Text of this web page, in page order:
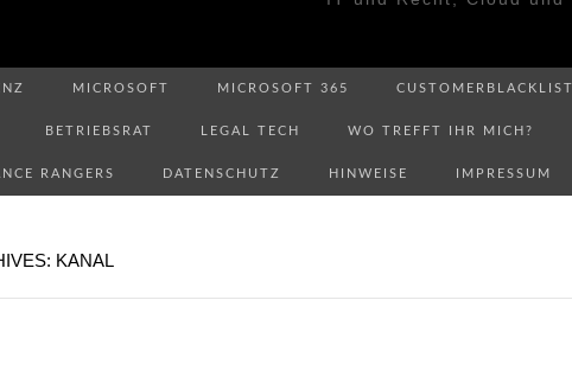
MICROSOFT MICROSOFT 365 CUSTOMERBLACKLIST
BETRIEBSRAT LEGAL TECH WO TREFFT IHR MICH?
RANGERS DATENSCHUTZ HINWEISE IMPRESSUM
KANAL